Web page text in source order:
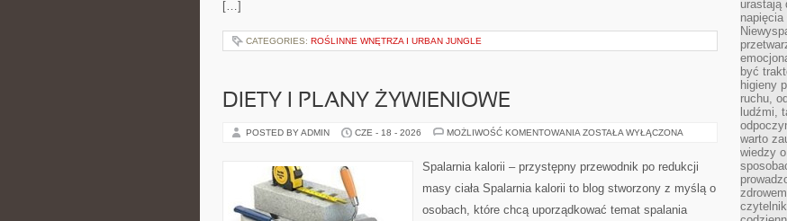
[…]
CATEGORIES: ROŚLINNE WNĘTRZA I URBAN JUNGLE
DIETY I PLANY ŻYWIENIOWE
POSTED BY ADMIN CZE - 18 - 2026 MOŻLIWOŚĆ KOMENTOWANIA DIETY
ŻYWIENIOWE
ZOSTAŁA WYŁĄCZONA
Spalarnia kalorii – przystępny przewodnik po redukcji
masy ciała Spalarnia kalorii to blog stworzony z myślą o
osobach, które chcą uporządkować temat spalania
urastają
napięcia
być
higieny
ruchu,
ludźmi,
warto
wiedzy